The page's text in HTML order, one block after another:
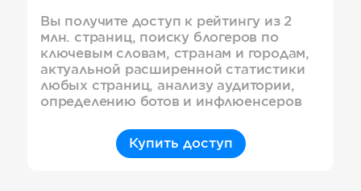
Вы получите доступ к рейтингу из 2
млн. страниц, поиску блогеров по
ключевым словам, странам и городам,
актуальной расширенной статистики
любых страниц, анализу аудитории,
определению ботов и инфлюенсеров
Купить доступ